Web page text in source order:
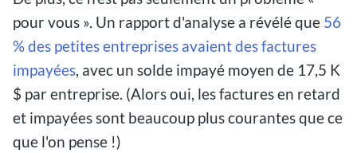
pour vous ». Un rapport d'analyse a révélé que 56
% des petites entreprises avaient des factures
impayées, avec un solde impayé moyen de 17,5 K
$ par entreprise. (Alors oui, les factures en retard
et impayées sont beaucoup plus courantes que ce
que l'on pense !)